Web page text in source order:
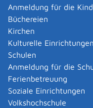
Anmeldung für die
Büchereien
Kirchen
Kulturelle Einrichtungen
Schulen
Anmeldung für die
Ferienbetreuung
Soziale Einrichtungen
Volkshochschule
Kontakt
Telefon
Fax
(0
E-Mail
Servicekonto
über service-bw.de
Internet
https://